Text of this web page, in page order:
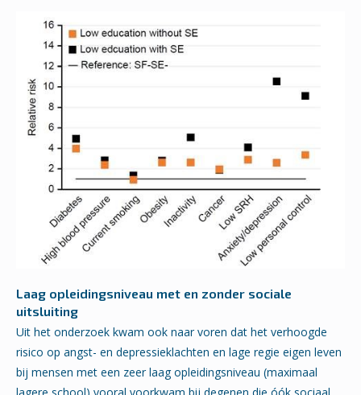
Laag opleidingsniveau met en zonder sociale
uitsluiting
Uit het onderzoek kwam ook naar voren dat het verhoogde
risico op angst- en depressieklachten en lage regie eigen leven
bij mensen met een zeer laag opleidingsniveau (maximaal
lagere school) vooral voorkwam bij degenen die óók sociaal